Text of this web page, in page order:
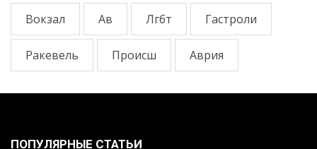
Вокзал Ав Лгбт Гастроли
Ракевель Происш Аврия
ПОПУЛЯРНЫЕ СТАТЬИ